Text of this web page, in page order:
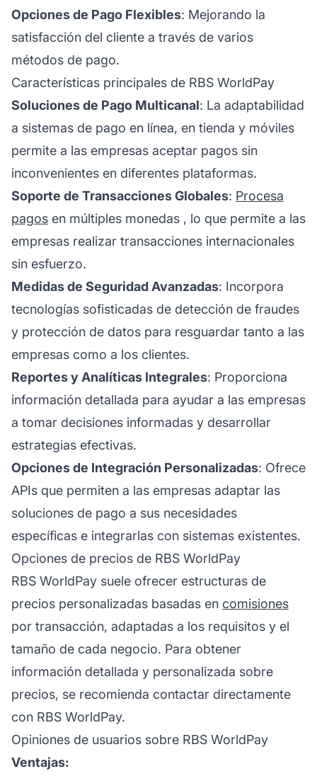
Opciones de Pago Flexibles: Mejorando la
satisfacción del cliente a través de varios
métodos de pago.
Características principales de RBS WorldPay
Soluciones de Pago Multicanal: La adaptabilidad
a sistemas de pago en línea, en tienda y móviles
permite a las empresas aceptar pagos sin
inconvenientes en diferentes plataformas.
Soporte de Transacciones Globales: Procesa
pagos en múltiples monedas , lo que permite a las
empresas realizar transacciones internacionales
sin esfuerzo.
Medidas de Seguridad Avanzadas: Incorpora
tecnologías sofisticadas de detección de fraudes
y protección de datos para resguardar tanto a las
empresas como a los clientes.
Reportes y Analíticas Integrales: Proporciona
información detallada para ayudar a las empresas
a tomar decisiones informadas y desarrollar
estrategias efectivas.
Opciones de Integración Personalizadas: Ofrece
APIs que permiten a las empresas adaptar las
soluciones de pago a sus necesidades
específicas e integrarlas con sistemas existentes.
Opciones de precios de RBS WorldPay
RBS WorldPay suele ofrecer estructuras de
precios personalizadas basadas en comisiones
por transacción, adaptadas a los requisitos y el
tamaño de cada negocio. Para obtener
información detallada y personalizada sobre
precios, se recomienda contactar directamente
con RBS WorldPay.
Opiniones de usuarios sobre RBS WorldPay
Ventajas: